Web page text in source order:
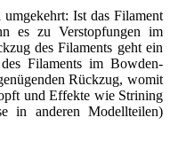
Ist das Filament
es zu Verstopfungen im
des Filaments geht ein
Filaments im Bowden-
Rückzug, womit
und Effekte wie Strining
in anderen Modellteilen)